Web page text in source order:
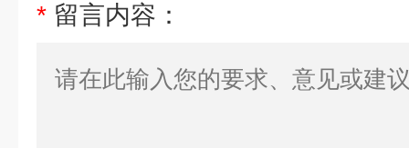
* 留言内容：